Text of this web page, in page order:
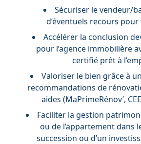
Sécuriser le vendeur/
d’éventuels recours pour
Accélérer la conclusion
pour l’agence immobilière
certifié prêt à
Valoriser le bien grâce à
recommandations de
aides (MaPrimeRénov’,
Faciliter la gestion
ou de l’appartement dans
succession ou d’un